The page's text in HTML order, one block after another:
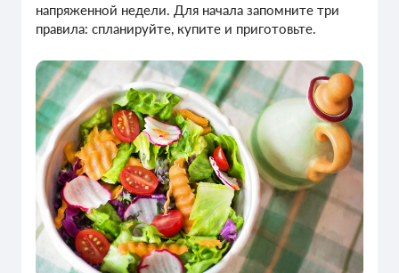
напряженной недели. Для начала запомните три
правила: спланируйте, купите и приготовьте.